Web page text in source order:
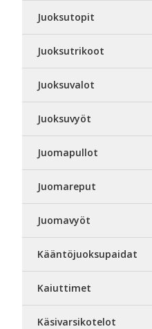
Juoksutopit
Juoksutrikoot
Juoksuvalot
Juoksuvyöt
Juomapullot
Juomareput
Juomavyöt
Kääntöjuoksupaidat
Kaiuttimet
Käsivarsikotelot